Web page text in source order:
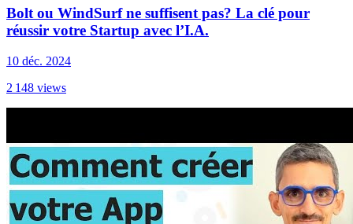
Bolt ou WindSurf ne suffisent pas? La clé pour
réussir votre Startup avec l’I.A.
10 déc. 2024
2 148 views